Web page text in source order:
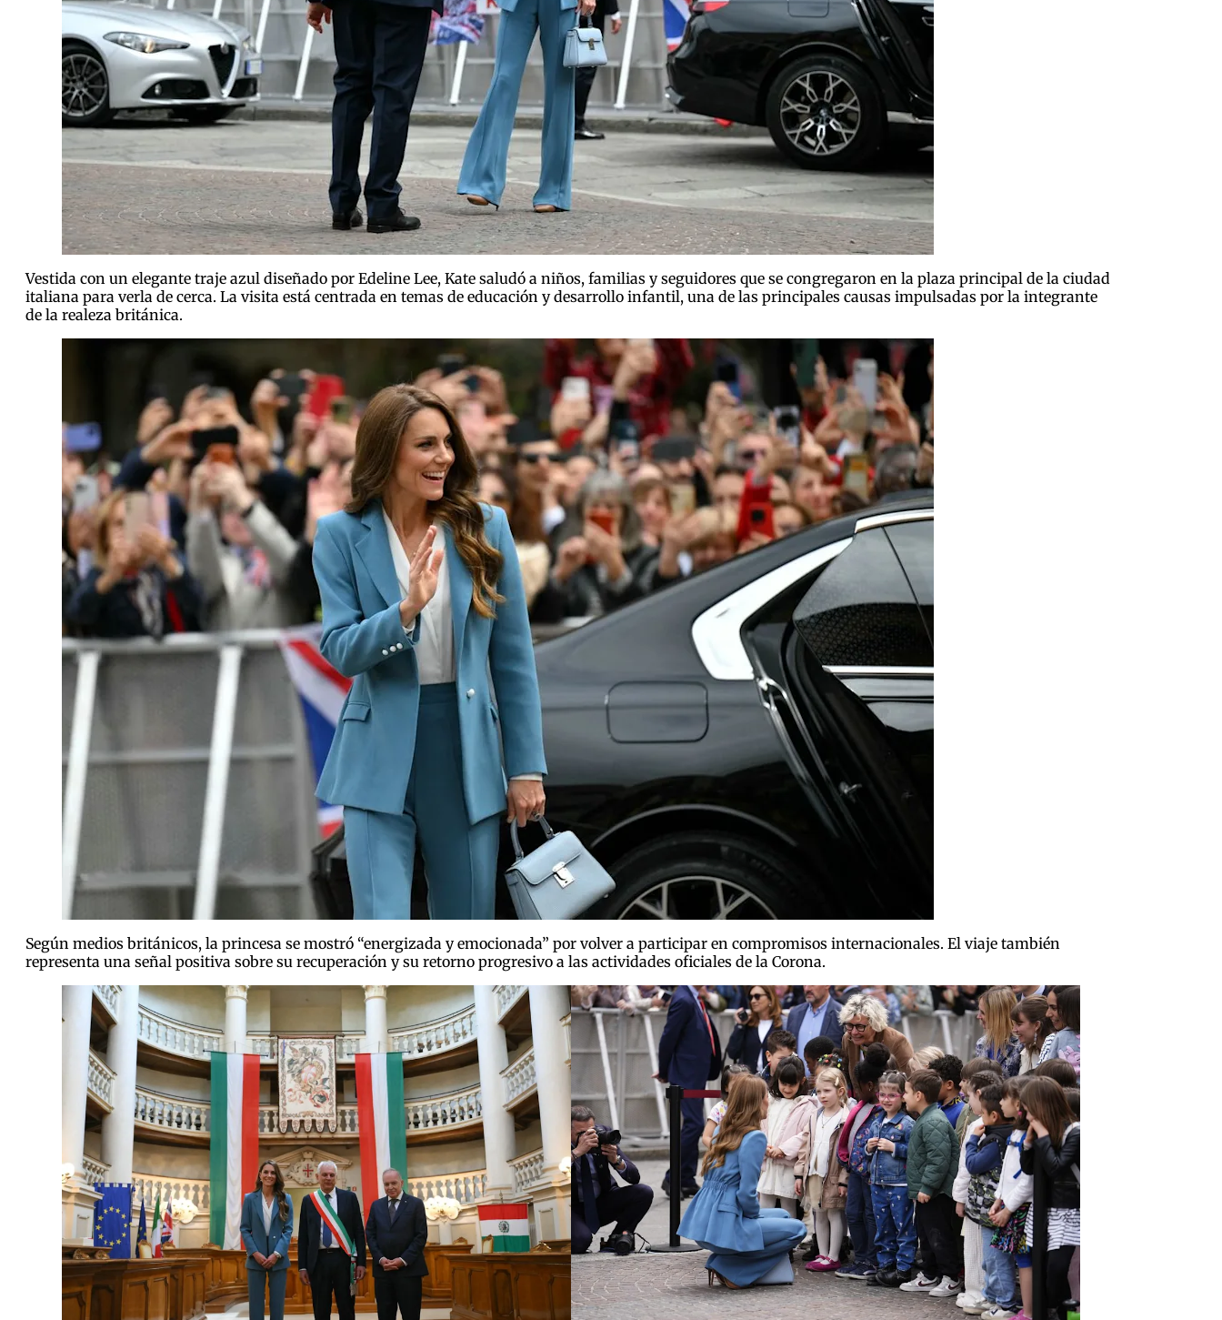
Vestida con un elegante traje azul diseñado por Edeline Lee, Kate saludó a niños, familias y seguidores que se congregaron en la plaza principal de la ciudad
italiana para verla de cerca. La visita está centrada en temas de educación y desarrollo infantil, una de las principales causas impulsadas por la integrante
de la realeza británica.
Según medios británicos, la princesa se mostró “energizada y emocionada” por volver a participar en compromisos internacionales. El viaje también
representa una señal positiva sobre su recuperación y su retorno progresivo a las actividades oficiales de la Corona.